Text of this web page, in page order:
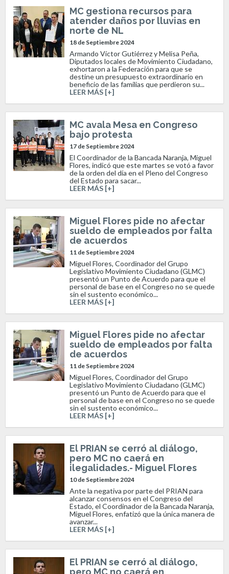
MC gestiona recursos para
atender daños por lluvias en
norte de NL
18 de Septiembre 2024
Armando Víctor Gutiérrez y Melisa Peña,
Diputados locales de Movimiento Ciudadano,
exhortaron a la Federación para que se
destine un presupuesto extraordinario en
beneficio de las familias que perdieron su...
LEER MÁS [+]
MC avala Mesa en Congreso
bajo protesta
17 de Septiembre 2024
El Coordinador de la Bancada Naranja, Miguel
Flores, indicó que este martes se votó a favor
de la orden del día en el Pleno del Congreso
del Estado para sacar...
LEER MÁS [+]
Miguel Flores pide no afectar
sueldo de empleados por falta
de acuerdos
11 de Septiembre 2024
Miguel Flores, Coordinador del Grupo
Legislativo Movimiento Ciudadano (GLMC)
presentó un Punto de Acuerdo para que el
personal de base en el Congreso no se quede
sin el sustento económico...
LEER MÁS [+]
Miguel Flores pide no afectar
sueldo de empleados por falta
de acuerdos
11 de Septiembre 2024
Miguel Flores, Coordinador del Grupo
Legislativo Movimiento Ciudadano (GLMC)
presentó un Punto de Acuerdo para que el
personal de base en el Congreso no se quede
sin el sustento económico...
LEER MÁS [+]
El PRIAN se cerró al diálogo,
pero MC no caerá en
ilegalidades.- Miguel Flores
10 de Septiembre 2024
Ante la negativa por parte del PRIAN para
alcanzar consensos en el Congreso del
Estado, el Coordinador de la Bancada Naranja,
Miguel Flores, enfatizó que la única manera de
avanzar...
LEER MÁS [+]
El PRIAN se cerró al diálogo,
pero MC no caerá en